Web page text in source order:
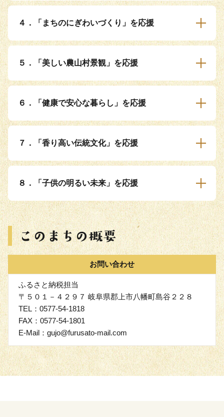
４．「まちのにぎわいづくり」を応援
５．「美しい農山村景観」を応援
６．「健康で安心な暮らし」を応援
７．「香り高い伝統文化」を応援
８．「子供の明るい未来」を応援
お問い合わせ
ふるさと納税担当
〒５０１－４２９７ 岐阜県郡上市八幡町島谷２２８
TEL：0577-54-1818
FAX：0577-54-1801
E-Mail：gujo@furusato-mail.com